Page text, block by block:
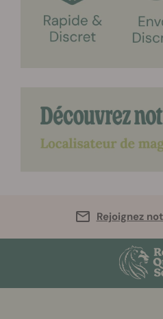
Rejoignez